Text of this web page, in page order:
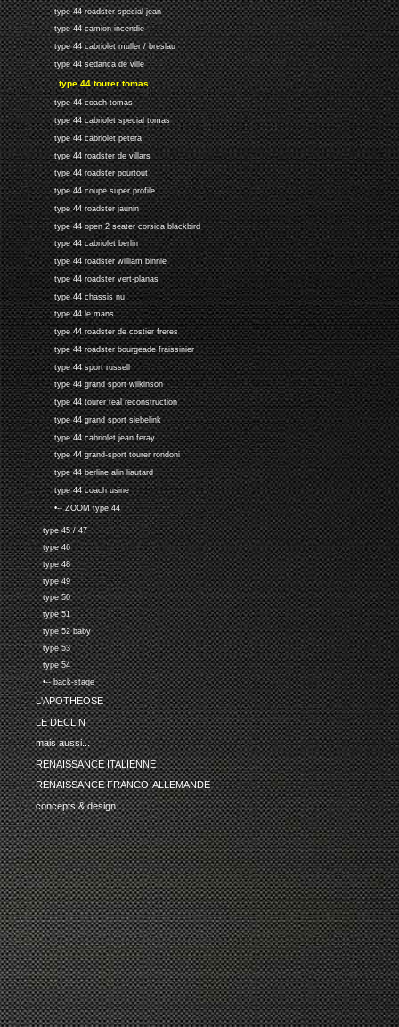
type 44 roadster special jean
type 44 camion incendie
type 44 cabriolet muller / breslau
type 44 sedanca de ville
type 44 tourer tomas
type 44 coach tomas
type 44 cabriolet special tomas
type 44 cabriolet petera
type 44 roadster de villars
type 44 roadster pourtout
type 44 coupe super profile
type 44 roadster jaunin
type 44 open 2 seater corsica blackbird
type 44 cabriolet berlin
type 44 roadster william binnie
type 44 roadster vert-planas
type 44 chassis nu
type 44 le mans
type 44 roadster de costier freres
type 44 roadster bourgeade fraissinier
type 44 sport russell
type 44 grand sport wilkinson
type 44 tourer teal reconstruction
type 44 grand sport siebelink
type 44 cabriolet jean feray
type 44 grand-sport tourer rondoni
type 44 berline alin liautard
type 44 coach usine
•-- ZOOM type 44
type 45 / 47
type 46
type 48
type 49
type 50
type 51
type 52 baby
type 53
type 54
•-- back-stage
L'APOTHEOSE
LE DECLIN
mais aussi...
RENAISSANCE ITALIENNE
RENAISSANCE FRANCO-ALLEMANDE
concepts & design